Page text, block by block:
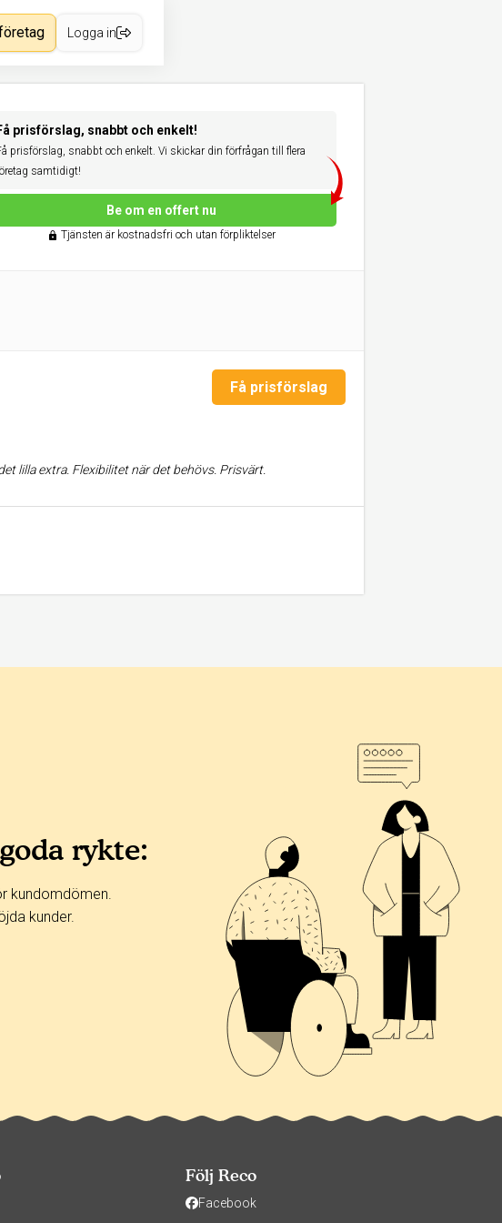
Logga in
prisförslag, snabbt och enkelt!
prisförslag, snabbt och enkelt. Vi skickar din förfrågan till flera
samtidigt!
Be om en offert nu
Tjänsten är kostnadsfri och utan förpliktelser
Få prisförslag
lilla extra. Flexibilitet när det behövs. Prisvärt.
rykte:
kundomdömen.
kunder.
Följ Reco
Facebook